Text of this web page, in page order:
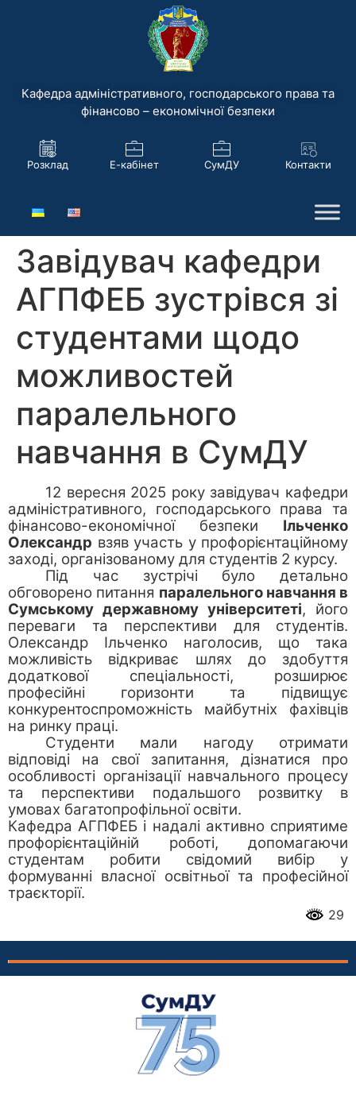
Кафедра адміністративного, господарського права та
фінансово – економічної безпеки
Розклад Е-кабінет СумДУ Контакти
Завідувач кафедри
АГПФЕБ зустрівся зі
студентами щодо
можливостей
паралельного
навчання в СумДУ
12 вересня 2025 року завідувач кафедри
адміністративного, господарського права та
фінансово-економічної безпеки Ільченко
Олександр взяв участь у профорієнтаційному
заході, організованому для студентів 2 курсу.
Під час зустрічі було детально
обговорено питання паралельного навчання в
Сумському державному університеті, його
переваги та перспективи для студентів.
Олександр Ільченко наголосив, що така
можливість відкриває шлях до здобуття
додаткової спеціальності, розширює
професійні горизонти та підвищує
конкурентоспроможність майбутніх фахівців
на ринку праці.
Студенти мали нагоду отримати
відповіді на свої запитання, дізнатися про
особливості організації навчального процесу
та перспективи подальшого розвитку в
умовах багатопрофільної освіти.
Кафедра АГПФЕБ і надалі активно сприятиме
профорієнтаційній роботі, допомагаючи
студентам робити свідомий вибір у
формуванні власної освітньої та професійної
траєкторії.
29